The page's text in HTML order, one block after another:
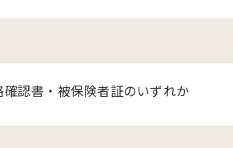
認書・被保険者証のいずれか